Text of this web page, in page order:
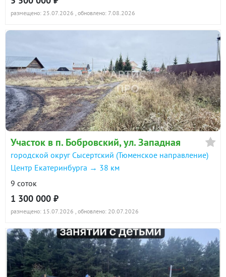
размещено: 25.07.2026 , обновлено: 7.08.2026
Участок в п. Бобровский, ул. Западная
городской округ Сысертский (Тюменское направление)
Центр Екатеринбурга → 38 км
9 соток
1 300 000 ₽
размещено: 15.07.2026 , обновлено: 20.07.2026